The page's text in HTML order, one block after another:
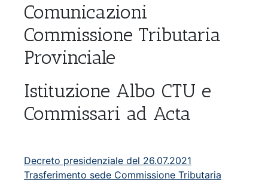
Comunicazioni
Commissione Tributaria
Provinciale
Istituzione Albo CTU e
Commissari ad Acta
Decreto presidenziale del 26.07.2021
Trasferimento sede Commissione Tributaria